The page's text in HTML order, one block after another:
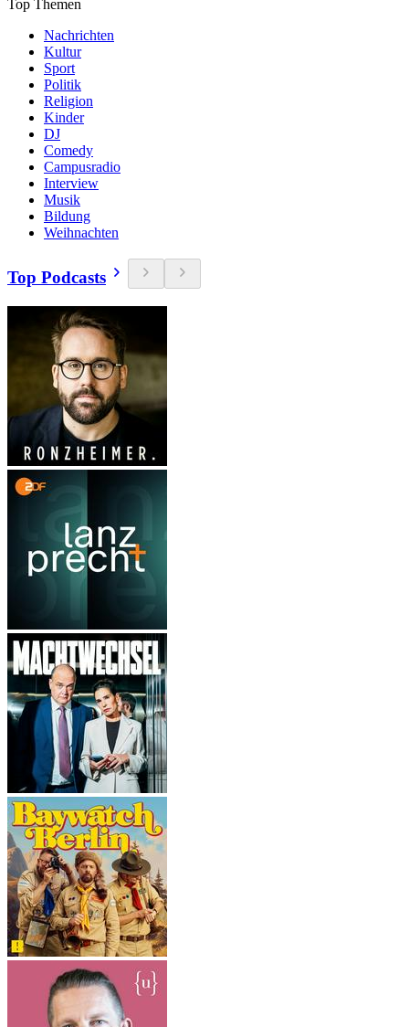
Top Themen
Nachrichten
Kultur
Sport
Politik
Religion
Kinder
DJ
Comedy
Campusradio
Interview
Musik
Bildung
Weihnachten
Top Podcasts